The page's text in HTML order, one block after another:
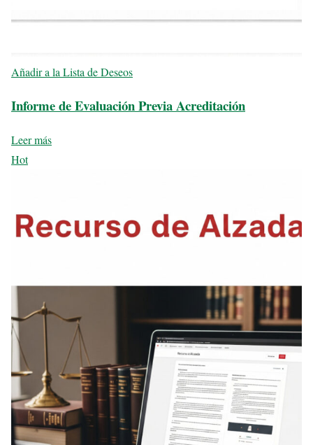
Añadir a la Lista de Deseos
Informe de Evaluación Previa Acreditación
Leer más
Hot